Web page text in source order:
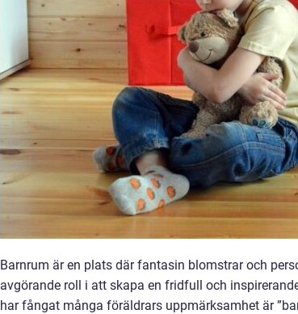
Barnrum är en plats där fantasin blomstrar och
avgörande roll i att skapa en fridfull och
har fångat många föräldrars uppmärksamhet är